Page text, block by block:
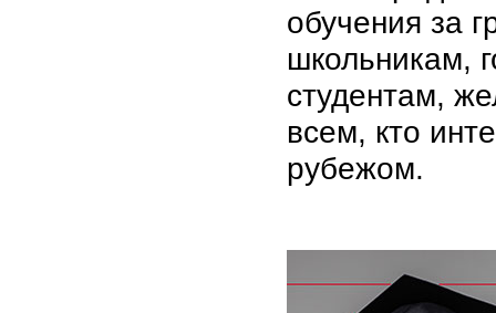
обучения за
школьникам,
студентам,
всем, кто
рубежом.